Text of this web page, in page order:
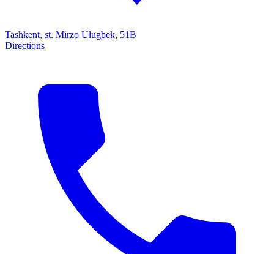
Tashkent, st. Mirzo Ulugbek, 51B
Directions